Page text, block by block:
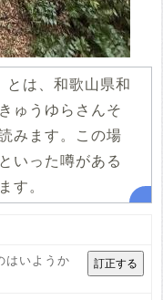
とは、和歌山県和
ゅうゆらさんそ
みます。この場
いった噂がある
す。
はいようか